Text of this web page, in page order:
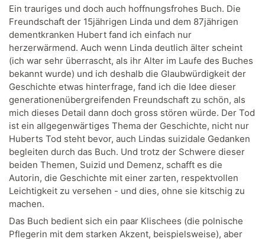
Ein trauriges und doch auch hoffnungsfrohes Buch. Die
Freundschaft der 15jährigen Linda und dem 87jährigen
dementkranken Hubert fand ich einfach nur
herzerwärmend. Auch wenn Linda deutlich älter scheint
(ich war sehr überrascht, als ihr Alter im Laufe des Buches
bekannt wurde) und ich deshalb die Glaubwürdigkeit der
Geschichte etwas hinterfrage, fand ich die Idee dieser
generationenübergreifenden Freundschaft zu schön, als
mich dieses Detail dann doch gross stören würde. Der Tod
ist ein allgegenwärtiges Thema der Geschichte, nicht nur
Huberts Tod steht bevor, auch Lindas suizidale Gedanken
begleiten durch das Buch. Und trotz der Schwere dieser
beiden Themen, Suizid und Demenz, schafft es die
Autorin, die Geschichte mit einer zarten, respektvollen
Leichtigkeit zu versehen - und dies, ohne sie kitschig zu
machen.
Das Buch bedient sich ein paar Klischees (die polnische
Pflegerin mit dem starken Akzent, beispielsweise), aber